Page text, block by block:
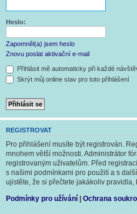
Heslo:
Zapomněl(a) jsem heslo
Znovu poslat aktivační e-mail
Přihlásit mě automaticky při každé
Skrýt můj online stav pro toto přihlášení
REGISTROVAT
Pro přihlášení musíte být registrován.
mnohem větší možnosti. Administrátor
registrovaným uživatelům. Před
s našimi podmínkami pro použití a s
ujistěte, že si přečtete jakákoliv pravidla,
Podmínky pro užívání | Ochrana